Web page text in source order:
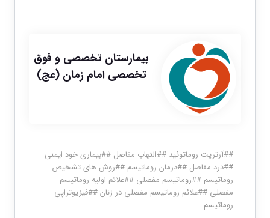
بیمارستان تخصصی و فوق
تخصصی امام زمان (عج)
##آرتريت روماتوئيد ##التهاب مفاصل ##بيماري خود ايمني
##درد مفاصل ##درمان روماتيسم ##روش هاي تشخيص
روماتيسم ##روماتيسم مفصلي ##علائم اوليه روماتيسم
مفصلي ##علائم روماتيسم مفصلي در زنان##فيزيوتراپي
روماتيسم